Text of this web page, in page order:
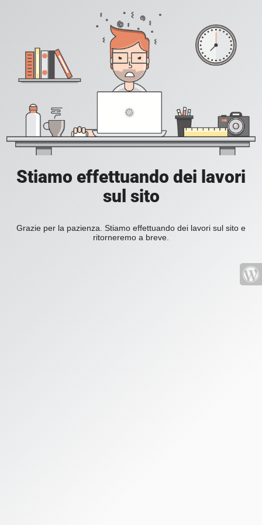
Stiamo effettuando dei lavori
sul sito
Grazie per la pazienza. Stiamo effettuando dei lavori sul sito e
ritorneremo a breve.